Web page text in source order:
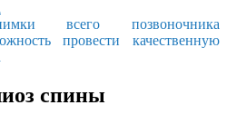
всего позвоночника
провести качественную
спины